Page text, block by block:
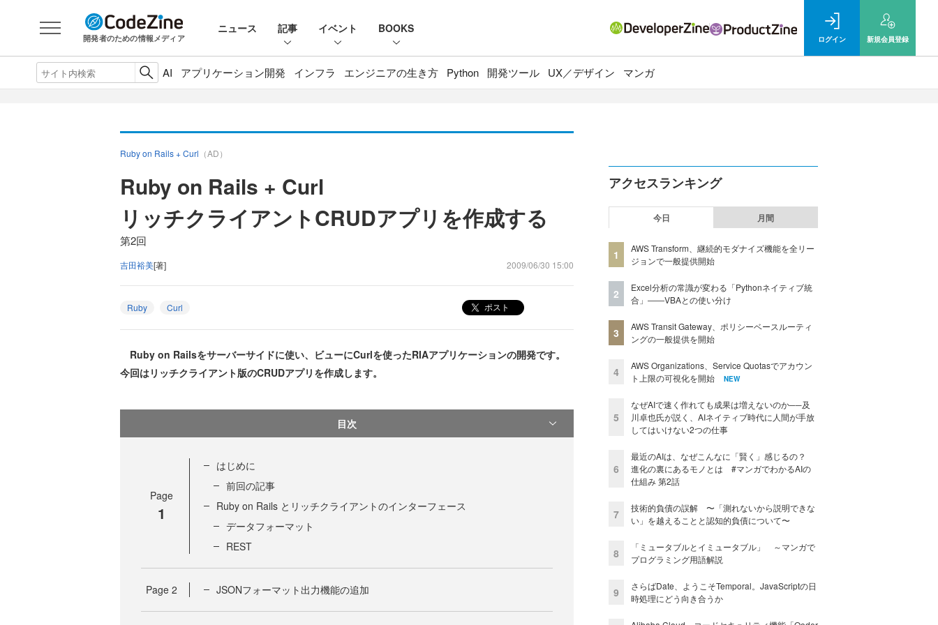
開発者のための情報メディア
ニュース 記事 イベント BOOKS
ログイン 新規会員登録
AI アプリケーション開発 インフラ エンジニアの生き方 Python 開発ツール UX／デザイン マンガ
Ruby on Rails + Curl （AD）
Ruby on Rails + Curl
リッチクライアントCRUDアプリを作成する
第2回
吉田裕美[著] 2009/06/30 15:00
Ruby Curl ポスト
Ruby on Railsをサーバーサイドに使い、ビューにCurlを使ったRIAアプリケーションの開発です。
今回はリッチクライアント版のCRUDアプリを作成します。
目次
Page
1
はじめに
前回の記事
Ruby on Rails とリッチクライアントのインターフェース
データフォーマット
REST
Page 2 JSONフォーマット出力機能の追加
アクセスランキング
今日 月間
1
AWS Transform、継続的モダナイズ機能を全リー
ジョンで一般提供開始
2
Excel分析の常識が変わる「Pythonネイティブ統
合」――VBAとの使い分け
3
AWS Transit Gateway、ポリシーベースルーティ
ングの一般提供を開始
4
AWS Organizations、Service Quotasでアカウン
ト上限の可視化を開始
NEW
5
なぜAIで速く作れても成果は増えないのか──及
川卓也氏が説く、AIネイティブ時代に人間が手放
してはいけない2つの仕事
6
最近のAIは、なぜこんなに「賢く」感じるの？
進化の裏にあるモノとは #マンガでわかるAIの
仕組み 第2話
7
技術的負債の誤解 〜「測れないから説明できな
い」を越えることと認知的負債について〜
8
「ミュータブルとイミュータブル」 ～マンガで
プログラミング用語解説
9
さらばDate、ようこそTemporal。JavaScriptの日
時処理にどう向き合うか